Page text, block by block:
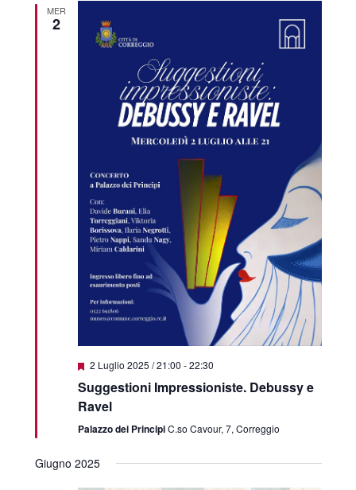
MER
2
Featured
2 Luglio 2025 / 21:00 -22:30
Suggestioni Impressioniste. Debussy e
Ravel
Palazzo dei PrincipiC.so Cavour, 7, Correggio
Giugno 2025